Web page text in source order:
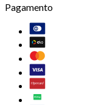
Pagamento